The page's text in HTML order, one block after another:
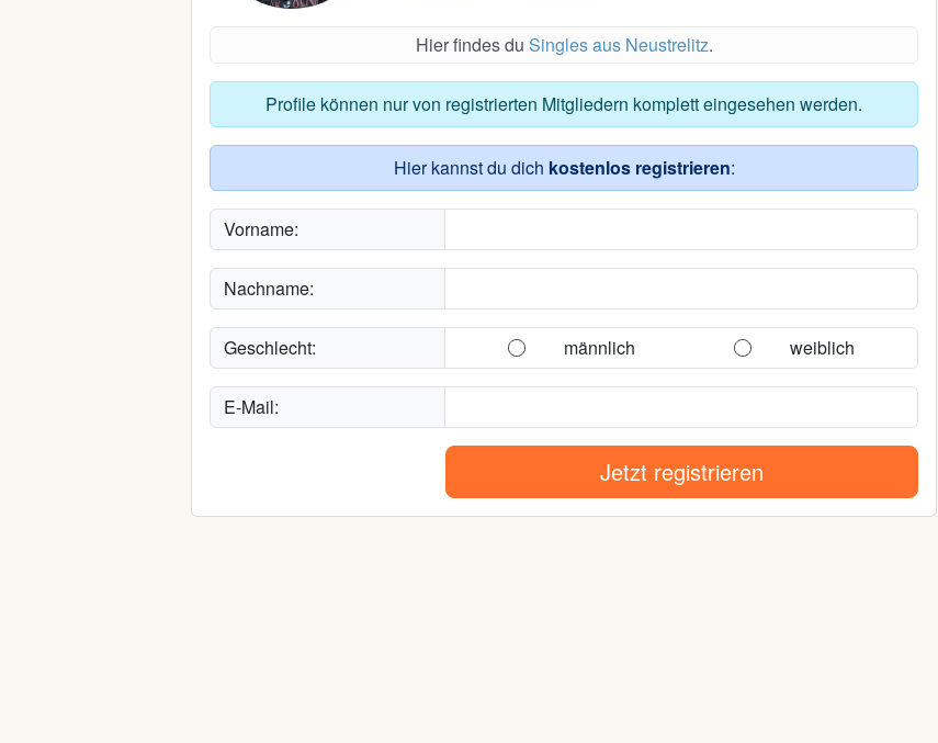
Hier findes du Singles aus Neustrelitz.
Profile können nur von registrierten Mitgliedern komplett eingesehen werden.
Hier kannst du dich kostenlos registrieren:
Vorname:
Nachname:
Geschlecht: männlich weiblich
E-Mail:
Jetzt registrieren
Stine87
39, Saal bei Ribnitz-Damgarten